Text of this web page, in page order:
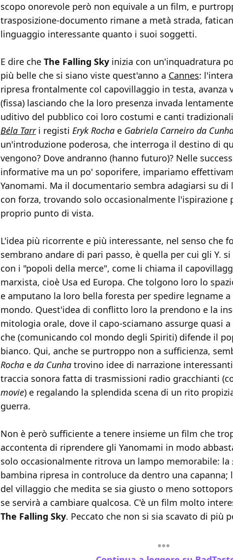
scopo onorevole però non equivale a un film, e
trasposizione-documento rimane a metà strada,
linguaggio interessante quanto i suoi soggetti.
E dire che The Falling Sky inizia con un'inquadratura
più belle che si siano viste quest'anno a Cannes:
ripresa frontalmente col capovillaggio in testa, avanza
(fissa) lasciando che la loro presenza invada
uditivo del pubblico coi loro costumi e canti
Béla Tarri registi Eryk Rocha e Gabriela Carneiro da
un'introduzione poderosa, che interroga il destino di
vengono? Dove andranno (hanno futuro)? Nelle
informative ma un po' soporifere, impariamo
Yanomami. Ma il documentario sembra adagiarsi su
con forza, trovando solo occasionalmente
proprio punto di vista.
L'idea più ricorrente e più interessante, nel senso che
sembrano andare di pari passo, è quella per cui gli Y.
con i "popoli della merce", come li chiama il
marxista, cioè Usa ed Europa. Che tolgono loro lo
e amputano la loro bella foresta per spedire legname
mondo. Quest'idea di conflitto loro la prendono e la
mitologia orale, dove il capo-sciamano assurge quasi
che (comunicando col mondo degli Spiriti) difende il
bianco. Qui, anche se purtroppo non a sufficienza,
Rocha e da Cunha trovino idee di narrazione
traccia sonora fatta di trasmissioni radio gracchianti
movie) e regalando la splendida scena di un rito
guerra.
Non è però sufficiente a tenere insieme un film che
accontenta di riprendere gli Yanomami in modo
solo occasionalmente ritrova un lampo memorabile: la
bambina ripresa in controluce da dentro una capanna;
del villaggio che medita se sia giusto o meno
se servirà a cambiare qualcosa. C'è un film molto
The Falling Sky. Peccato che non si sia scavato di più